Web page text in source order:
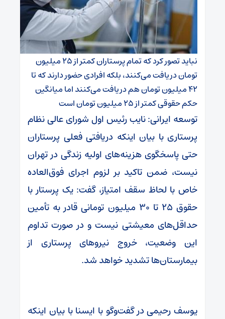
نباید تصور کرد که تمام پرستاران کمتر از ۲۵ میلیون
تومان دریافت می‌کنند، بلکه افرادی حضور دارند که تا
۴۲ میلیون تومان هم دریافت می‌کنند اما میانگین
حکم حقوقی کمتر از ۲۵ میلیون تومان است
توسعه ایرانی: نایب رئیس اول شورای عالی نظام
پرستاری با بیان اینکه دریافتی فعلی پرستاران
حتی پاسخگوی هزینه‌های اولیه زندگی در تهران
نیست، ضمن تاکید بر لزوم اجرای فوق‌العاده
خاص با لحاظ سقف امتیاز، گفت: یک پرستار با
حقوق ۲۵ تا ۳۰ میلیون تومانی قادر به تأمین
حداقل‌های معیشتی نیست و در صورت تداوم
این وضعیت، خروج نیروهای پرستاری از
بیمارستان‌ها تشدید خواهد شد.
یوسف رحیمی در گفت‌وگو با ایسنا با بیان اینکه